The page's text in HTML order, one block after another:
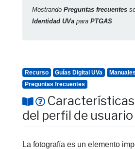
Mostrando Preguntas frecuentes
Identidad UVa para PTGAS
Recurso Guías Digital UVa
Preguntas frecuentes
del perfil de usuario
La fotografía es un elemento